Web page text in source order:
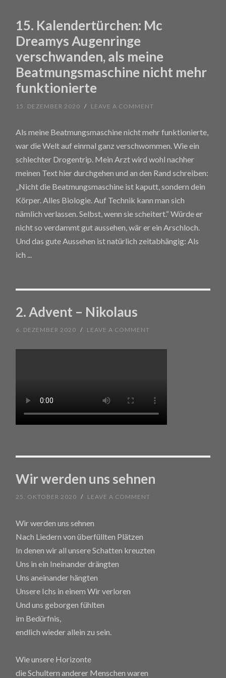
15. Kalendertürchen: Mc
Dreamys Augenringe
verschwanden, als meine
Beatmungsmaschine nicht mehr
funktionierte
15. DEZEMBER 2020 / LEAVE A COMMENT
Als meine Beatmungsmaschine nicht mehr funktionierte,
war die Welt auf einmal ganz verschwommen. Wie ein
schlechter Drogentrip. Mein Arzt wird wohl nachher
meinen Text hier durchgehen und an den Rand schreiben:
„Nicht die Beatmungsmaschine ist kaputt, sondern dein
Körper. Alles Biologie. Auf Technik kann man sich
nämlich verlassen. Selbst, wenn sie scheitert.“ Würde er
nicht so verdammt gut aussehen, wär er ein Arschloch.
Und das gute Aussehen ist natürlich zeitabhängig: Als
ich
2. Advent – Nikolaus
6. DEZEMBER 2020 / LEAVE A COMMENT
Wir werden uns sehnen
25. OKTOBER 2020 / LEAVE A COMMENT
Wir werden uns sehnen
Nach Liedern von überfüllten Plätzen
In denen wir all unsere Schatten kreuzten
Uns in ein Ineinander drängten
Uns aneinander hängten
Unsere Ichs in einem Wir verloren
Und uns geborgen fühlten
im Bedürfnis,
endlich wieder allein zu sein.
Wie unsere Horizonte
die Schultern anderer Menschen waren